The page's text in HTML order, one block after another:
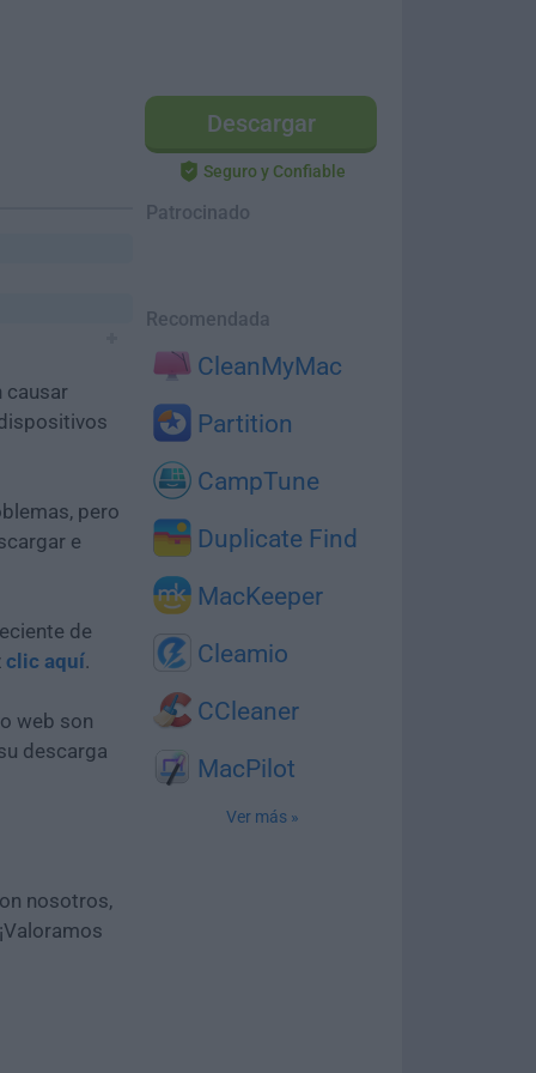
Descargar
Seguro y Confiable
Patrocinado
Recomendada
CleanMyMac
Partition
CampTune
Duplicate Find
MacKeeper
Cleamio
CCleaner
MacPilot
Ver más »
causar
pero
e
de
clic aquí.
web son
descarga
nosotros,